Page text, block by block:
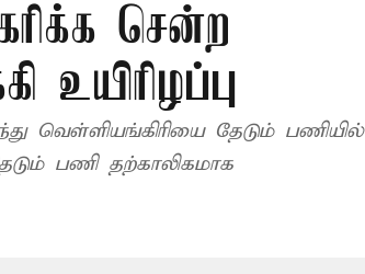
சென்ற
உயிரிழப்பு
வெள்ளியங்கிரியை தேடும் பணியில்
பணி தற்காலிகமாக